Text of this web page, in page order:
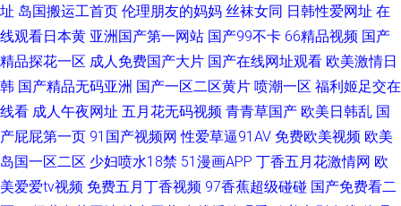
址 岛国搬运工首页 伦理朋友的妈妈 丝袜女同 日韩性爱网址 在
线观看日本黄 亚洲国产第一网站 国产99不卡 66精品视频 国产
精品探花一区 成人免费国产大片 国产在线网址观看 欧美激情日
韩 国产精品无码亚洲 国产一区二区黄片 喷潮一区 福利姬足交在
线看 成人午夜网址 五月花无码视频 青青草国产 欧美日韩乱 国
产屁屁第一页 91国产视频网 性爱草逼91AV 免费欧美视频 欧美
岛国一区二区 少妇喷水18禁 51漫画APP 丁香五月花激情网 欧
美爱爱tv视频 免费五月丁香视频 97香蕉超级碰碰 国产免费看二